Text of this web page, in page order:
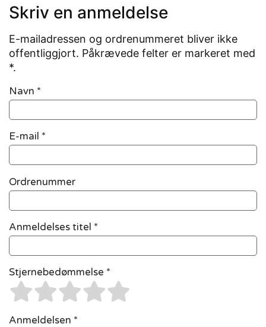
Skriv en anmeldelse
E-mailadressen og ordrenummeret bliver ikke
offentliggjort. Påkrævede felter er markeret med
*.
Navn *
E-mail *
Ordrenummer
Anmeldelses titel *
Stjernebedømmelse *
Anmeldelsen *